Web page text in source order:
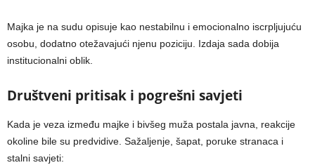
Majka je na sudu opisuje kao nestabilnu i emocionalno iscrpljujuću
osobu, dodatno otežavajući njenu poziciju. Izdaja sada dobija
institucionalni oblik.
Društveni pritisak i pogrešni savjeti
Kada je veza između majke i bivšeg muža postala javna, reakcije
okoline bile su predvidive. Sažaljenje, šapat, poruke stranaca i
stalni savjeti: